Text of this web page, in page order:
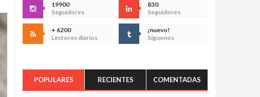
19900
Seguidores
830
Seguidores
+ 6200
Lectores diarios
¡nuevo!
Síguenos
POPULARES RECIENTES COMENTADAS